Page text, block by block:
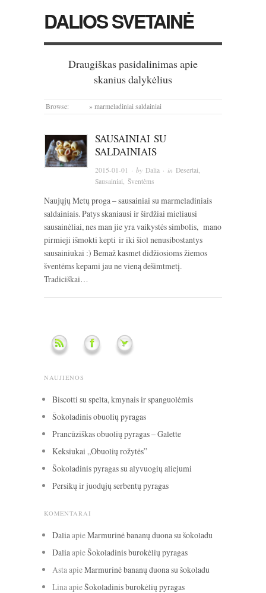
DALIOS SVETAINĖ
Draugiškas pasidalinimas apie
skanius dalykėlius
Browse: » marmeladiniai saldainiai
SAUSAINIAI SU
SALDAINIAIS
2015-01-01 · by Dalia · in Desertai,
Sausainiai,Šventėms
Naujųjų Metų proga – sausainiai su marmeladiniais
saldainiais. Patys skaniausi ir širdžiai mieliausi
sausainėliai, nes man jie yra vaikystės simbolis, mano
pirmieji išmokti kepti ir iki šiol nenusibostantys
sausainiukai :) Bemaž kasmet didžiosioms žiemos
šventėms kepami jau ne vieną dešimtmetį.
Tradiciškai…
NAUJIENOS
Biscotti su spelta, kmynais ir spanguolėmis
Šokoladinis obuolių pyragas
Prancūziškas obuolių pyragas – Galette
Keksiukai „Obuolių rožytės”
Šokoladinis pyragas su alyvuogių aliejumi
Persikų ir juodųjų serbentų pyragas
KOMENTARAI
Dalia apieMarmurinė bananų duona su šokoladu
Dalia apieŠokoladinis burokėlių pyragas
Asta apieMarmurinė bananų duona su šokoladu
Lina apieŠokoladinis burokėlių pyragas